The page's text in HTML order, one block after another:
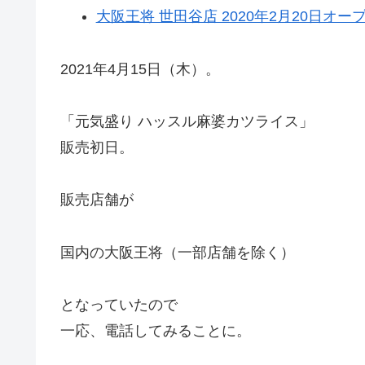
大阪王将 世田谷店 2020年2月20日オー
2021年4月15日（木）。
「元気盛り ハッスル麻婆カツライス」
販売初日。
販売店舗が
国内の大阪王将（一部店舗を除く）
となっていたので
一応、電話してみることに。